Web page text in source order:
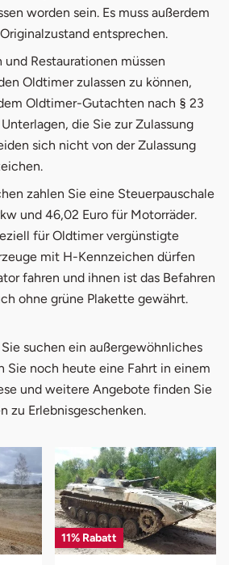
worden sein. Es muss außerdem
entsprechen.
Restaurationen müssen
Oldtimer zulassen zu können,
Oldtimer-Gutachten nach § 23
die Sie zur Zulassung
sich nicht von der Zulassung
zahlen Sie eine Steuerpauschale
und 46,02 Euro für Motorräder.
für Oldtimer vergünstigte
mit H-Kennzeichen dürfen
fahren und ihnen ist das Befahren
ohne grüne Plakette gewährt.
Sie suchen ein außergewöhnliches
Sie noch heute eine Fahrt in einem
und weitere Angebote finden Sie
zu Erlebnisgeschenken.
11% Rabatt